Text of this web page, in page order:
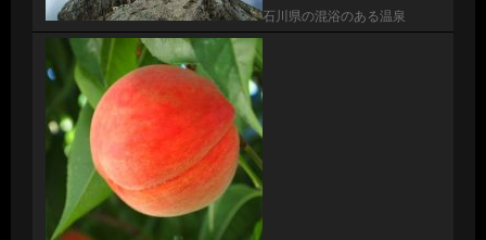
石川県の混浴のある温泉